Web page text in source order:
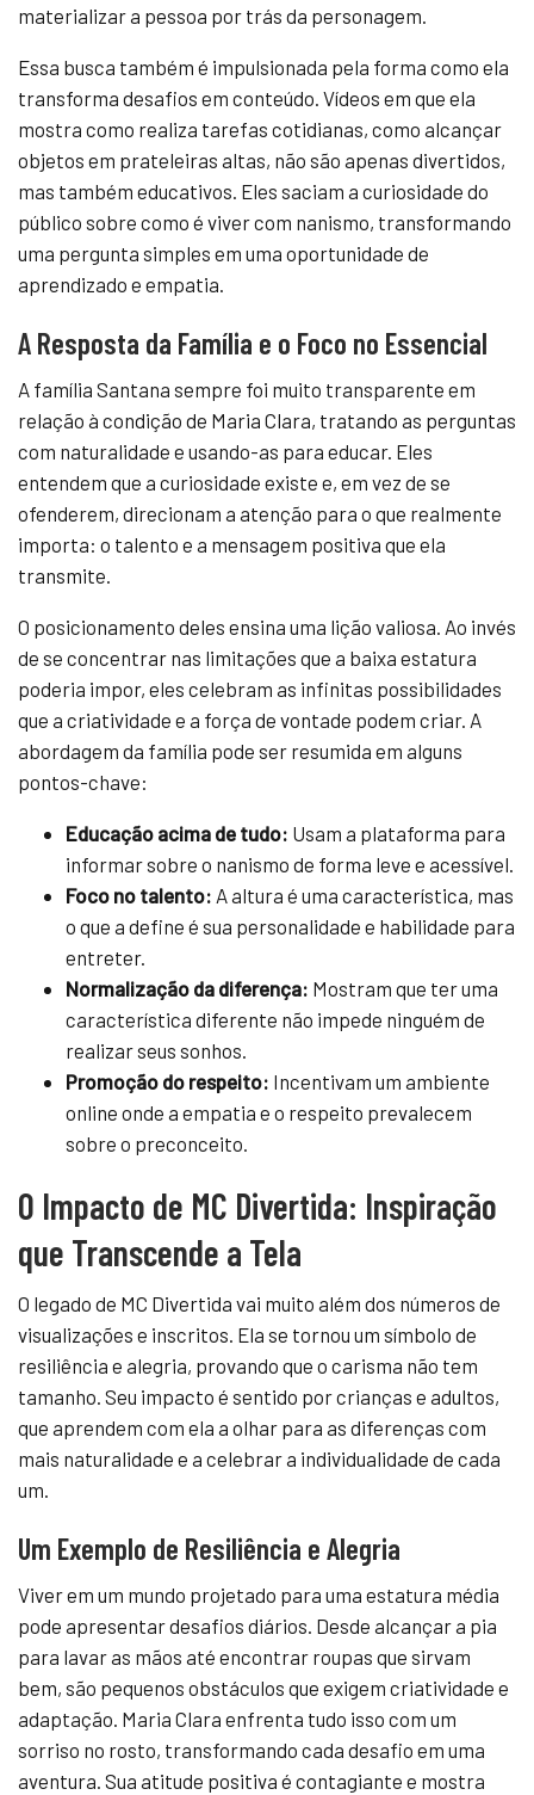
materializar a pessoa por trás da personagem.
Essa busca também é impulsionada pela forma como ela
transforma desafios em conteúdo. Vídeos em que ela
mostra como realiza tarefas cotidianas, como alcançar
objetos em prateleiras altas, não são apenas divertidos,
mas também educativos. Eles saciam a curiosidade do
público sobre como é viver com nanismo, transformando
uma pergunta simples em uma oportunidade de
aprendizado e empatia.
A Resposta da Família e o Foco no Essencial
A família Santana sempre foi muito transparente em
relação à condição de Maria Clara, tratando as perguntas
com naturalidade e usando-as para educar. Eles
entendem que a curiosidade existe e, em vez de se
ofenderem, direcionam a atenção para o que realmente
importa: o talento e a mensagem positiva que ela
transmite.
O posicionamento deles ensina uma lição valiosa. Ao invés
de se concentrar nas limitações que a baixa estatura
poderia impor, eles celebram as infinitas possibilidades
que a criatividade e a força de vontade podem criar. A
abordagem da família pode ser resumida em alguns
pontos-chave:
Educação acima de tudo: Usam a plataforma para
informar sobre o nanismo de forma leve e acessível.
Foco no talento: A altura é uma característica, mas
o que a define é sua personalidade e habilidade para
entreter.
Normalização da diferença: Mostram que ter uma
característica diferente não impede ninguém de
realizar seus sonhos.
Promoção do respeito: Incentivam um ambiente
online onde a empatia e o respeito prevalecem
sobre o preconceito.
O Impacto de MC Divertida: Inspiração
que Transcende a Tela
O legado de MC Divertida vai muito além dos números de
visualizações e inscritos. Ela se tornou um símbolo de
resiliência e alegria, provando que o carisma não tem
tamanho. Seu impacto é sentido por crianças e adultos,
que aprendem com ela a olhar para as diferenças com
mais naturalidade e a celebrar a individualidade de cada
um.
Um Exemplo de Resiliência e Alegria
Viver em um mundo projetado para uma estatura média
pode apresentar desafios diários. Desde alcançar a pia
para lavar as mãos até encontrar roupas que sirvam
bem, são pequenos obstáculos que exigem criatividade e
adaptação. Maria Clara enfrenta tudo isso com um
sorriso no rosto, transformando cada desafio em uma
aventura. Sua atitude positiva é contagiante e mostra